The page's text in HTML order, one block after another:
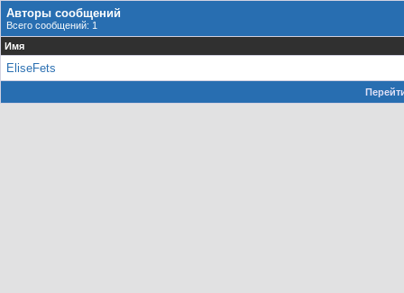
Авторы сообщений
Всего сообщений: 1
Имя
EliseFets